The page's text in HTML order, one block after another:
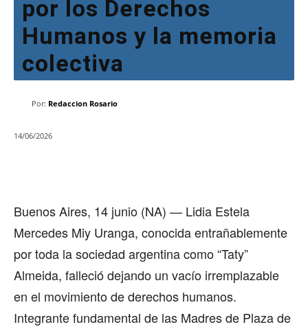
por los Derechos
Humanos y la memoria
colectiva
Por: Redaccion Rosario
14/06/2026
Buenos Aires, 14 junio (NA) — Lidia Estela
Mercedes Miy Uranga, conocida entrañablemente
por toda la sociedad argentina como “Taty”
Almeida, falleció dejando un vacío irremplazable
en el movimiento de derechos humanos.
Integrante fundamental de las Madres de Plaza de